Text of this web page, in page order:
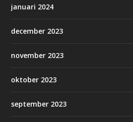
januari 2024
december 2023
november 2023
oktober 2023
september 2023